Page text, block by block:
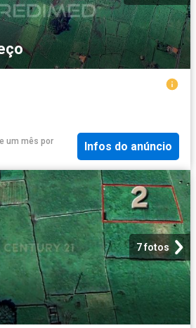
um mês por
Infos do anúncio
7 fotos